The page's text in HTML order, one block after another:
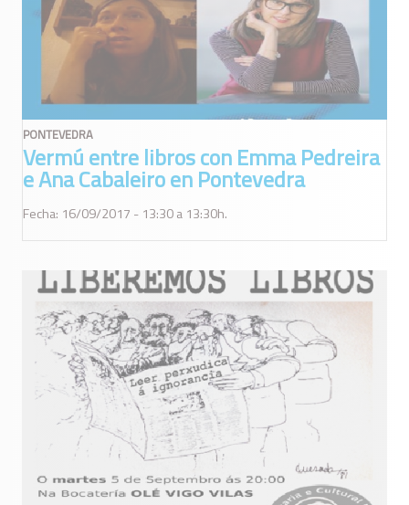
PONTEVEDRA
Vermú entre libros con Emma Pedreira
e Ana Cabaleiro en Pontevedra
Fecha: 16/09/2017 - 13:30 a 13:30h.